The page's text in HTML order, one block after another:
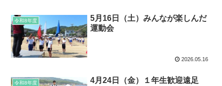
令和8年度
5月16日（土）みんなが楽しんだ
運動会
2026.05.16
令和8年度 4月24日（金）１年生歓迎遠足